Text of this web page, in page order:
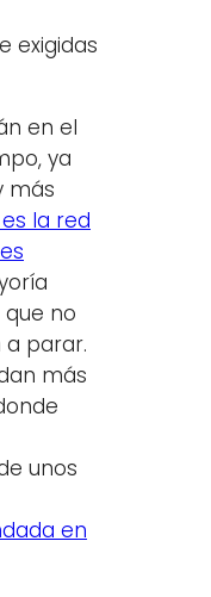
exigidas
en el
ya
más
es la red
no
parar.
más
unos
en